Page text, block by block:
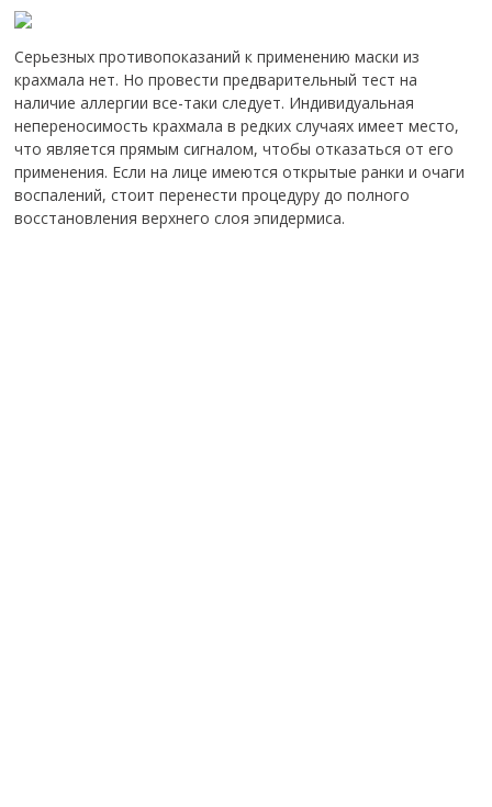
Серьезных противопоказаний к применению маски из
крахмала нет. Но провести предварительный тест на
наличие аллергии все-таки следует. Индивидуальная
непереносимость крахмала в редких случаях имеет место,
что является прямым сигналом, чтобы отказаться от его
применения. Если на лице имеются открытые ранки и очаги
воспалений, стоит перенести процедуру до полного
восстановления верхнего слоя эпидермиса.